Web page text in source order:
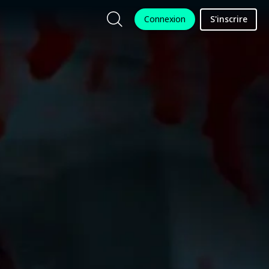
Connexion S'inscrire